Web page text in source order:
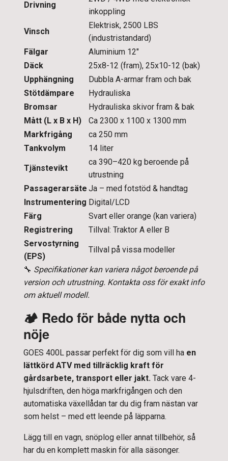
Drivning
inkoppling
Vinsch
Elektrisk, 2500 LBS
(industristandard)
Fälgar
Aluminium 12"
Däck
25x8-12 (fram), 25x10-12 (bak)
Upphängning
Dubbla A-armar fram och bak
Stötdämpare
Hydrauliska
Bromsar
Hydrauliska skivor fram & bak
Mått (L x B x H)
Ca 2300 x 1100 x 1300 mm
Markfrigång
ca 250 mm
Tankvolym
14 liter
Tjänstevikt
ca 390–420 kg beroende på
utrustning
Passagerarsäte Ja – med fotstöd & handtag
Instrumentering Digital/LCD
Färg
Svart eller orange (kan variera)
Registrering
Tillval: Traktor A eller B
Servostyrning
(EPS)
Tillval på vissa modeller
🔧 Specifikationer kan variera något beroende på
version och utrustning. Kontakta oss för exakt info
om aktuell modell.
🏕️ Redo för både nytta och
nöje
GOES 400L passar perfekt för dig som vill ha en
lättkörd ATV med tillräcklig kraft för
gårdsarbete, transport eller jakt. Tack vare 4-
hjulsdriften, den höga markfrigången och den
automatiska växellådan tar du dig fram nästan var
som helst – med ett leende på läpparna.
Lägg till en vagn, snöplog eller annat tillbehör, så
har du en komplett maskin för alla säsonger.